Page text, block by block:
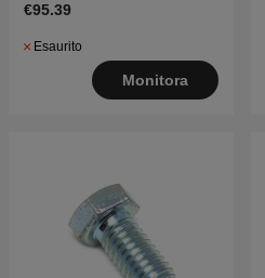
€95.39
Esaurito
Monitora